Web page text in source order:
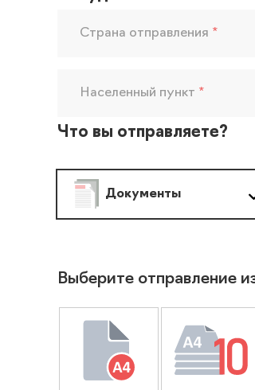
Страна отправления *
Населенный пункт *
Что вы отправляете?
Документы
Выберите отправление